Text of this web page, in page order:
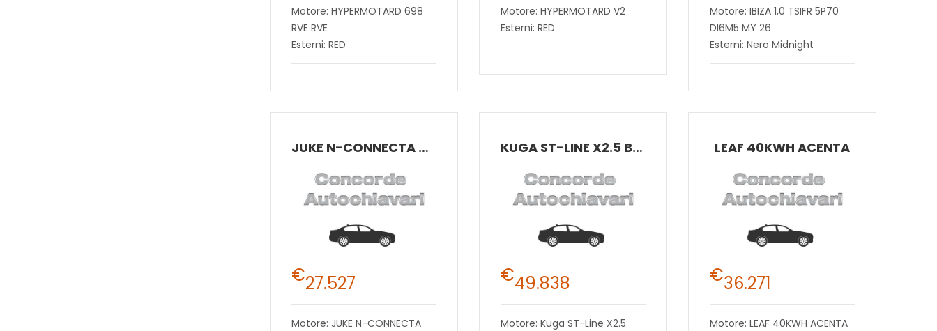
Motore: HYPERMOTARD 698
RVE RVE
Esterni: RED
Motore: HYPERMOTARD V2
Esterni: RED
Motore: IBIZA 1,0 TSIFR 5P70
DI6M5 MY 26
Esterni: Nero Midnight
JUKE N-CONNECTA DCT
€27.527
Motore: JUKE N-CONNECTA
KUGA ST-LINE X2.5 BENZINA – PLUG IN HYBRIDAUTOMATICA (HF55)ANTERIORE 2WD
€49.838
Motore: Kuga ST-Line X2.5
LEAF 40KWH ACENTA
€36.271
Motore: LEAF 40KWH ACENTA